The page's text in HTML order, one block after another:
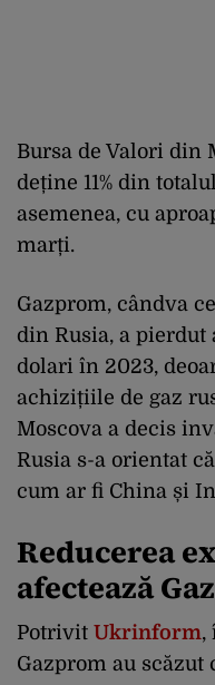
Bursa de Valori din
deține 11% din
asemenea, cu
marți.
Gazprom, cândva
din Rusia, a
dolari în 2023,
achizițiile de gaz
Moscova a decis
Rusia s-a orientat
cum ar fi China și
Reducerea
afectează
Potrivit Ukrinform,
Gazprom au scăzut